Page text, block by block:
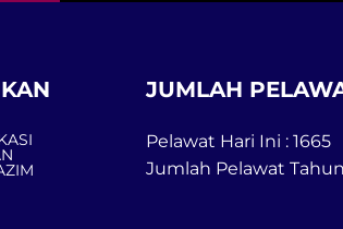
JUMLAH
Pelawat Hari Ini : 1665
Jumlah Pelawat Tahun